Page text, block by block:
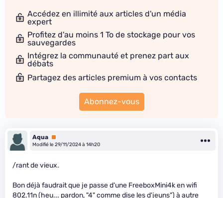
Accédez en illimité aux articles d'un média
expert
Profitez d'au moins 1 To de stockage pour vos
sauvegardes
Intégrez la communauté et prenez part aux
débats
Partagez des articles premium à vos contacts
Abonnez-vous
Aqua Premium
Modifié le 29/11/2024 à 14h20
/rant de vieux.
Bon déjà faudrait que je passe d'une FreeboxMini4k en wifi
802.11n (heu... pardon, "4" comme dise les d'jeuns") à autre